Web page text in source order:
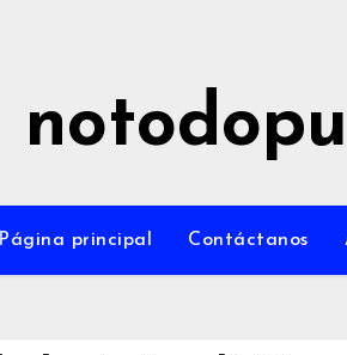
Página principal Contáctanos